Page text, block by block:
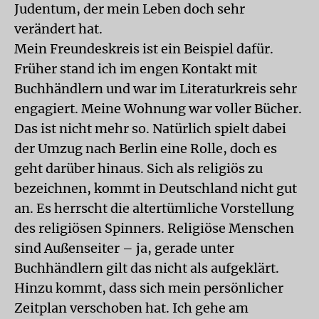
Judentum, der mein Leben doch sehr
verändert hat.
Mein Freundeskreis ist ein Beispiel dafür.
Früher stand ich im engen Kontakt mit
Buchhändlern und war im Literaturkreis sehr
engagiert. Meine Wohnung war voller Bücher.
Das ist nicht mehr so. Natürlich spielt dabei
der Umzug nach Berlin eine Rolle, doch es
geht darüber hinaus. Sich als religiös zu
bezeichnen, kommt in Deutschland nicht gut
an. Es herrscht die altertümliche Vorstellung
des religiösen Spinners. Religiöse Menschen
sind Außenseiter – ja, gerade unter
Buchhändlern gilt das nicht als aufgeklärt.
Hinzu kommt, dass sich mein persönlicher
Zeitplan verschoben hat. Ich gehe am